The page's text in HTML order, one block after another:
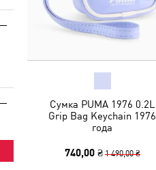
Сумка PUMA 1976 0.2L
Grip Bag Keychain 1976
года
740,00 ₴ 1 490,00 ₴